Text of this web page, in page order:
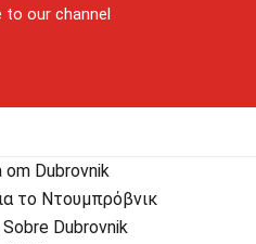
to our channel
Dubrovnik
το Ντουμπρόβνικ
Dubrovnik